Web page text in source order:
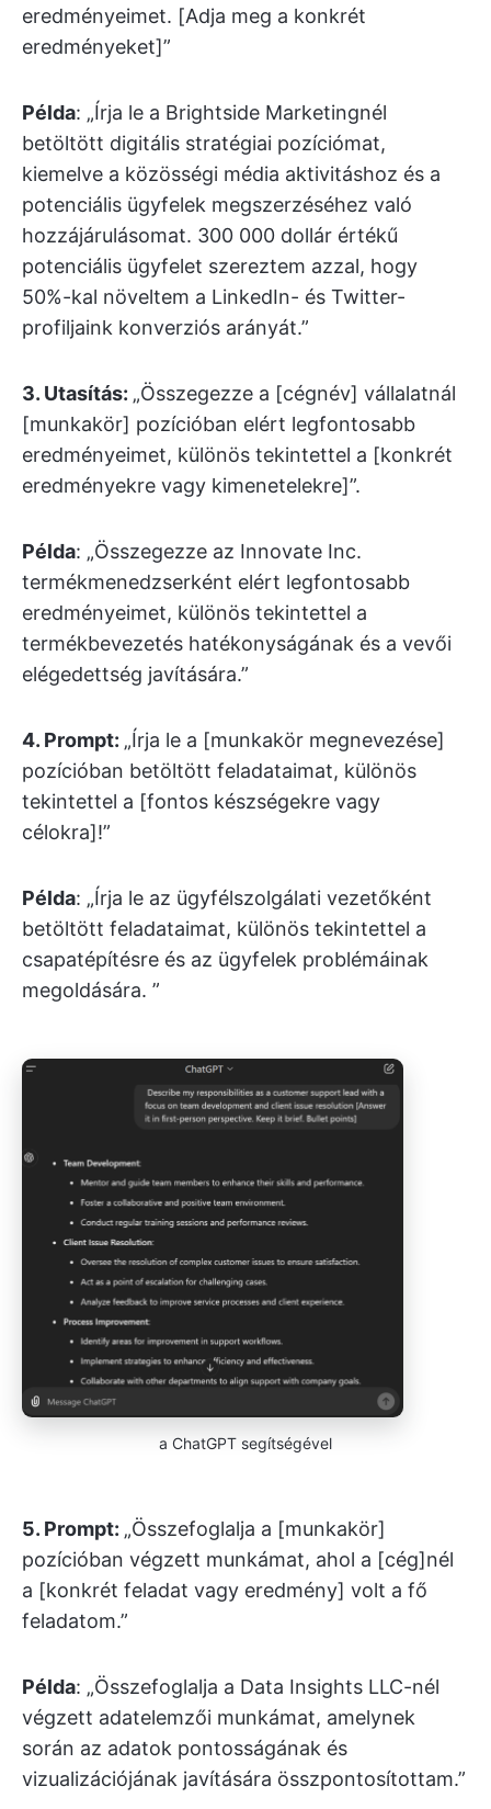
eredményeimet. [Adja meg a konkrét
eredményeket]”
Példa: „Írja le a Brightside Marketingnél
betöltött digitális stratégiai pozíciómat,
kiemelve a közösségi média aktivitáshoz és a
potenciális ügyfelek megszerzéséhez való
hozzájárulásomat. 300 000 dollár értékű
potenciális ügyfelet szereztem azzal, hogy
50%-kal növeltem a LinkedIn- és Twitter-
profiljaink konverziós arányát.”
3. Utasítás: „Összegezze a [cégnév] vállalatnál
[munkakör] pozícióban elért legfontosabb
eredményeimet, különös tekintettel a [konkrét
eredményekre vagy kimenetelekre]”.
Példa: „Összegezze az Innovate Inc.
termékmenedzserként elért legfontosabb
eredményeimet, különös tekintettel a
termékbevezetés hatékonyságának és a vevői
elégedettség javítására.”
4. Prompt: „Írja le a [munkakör megnevezése]
pozícióban betöltött feladataimat, különös
tekintettel a [fontos készségekre vagy
célokra]!”
Példa: „Írja le az ügyfélszolgálati vezetőként
betöltött feladataimat, különös tekintettel a
csapatépítésre és az ügyfelek problémáinak
megoldására. ”
a ChatGPT segítségével
5. Prompt: „Összefoglalja a [munkakör]
pozícióban végzett munkámat, ahol a [cég]nél
a [konkrét feladat vagy eredmény] volt a fő
feladatom.”
Példa: „Összefoglalja a Data Insights LLC-nél
végzett adatelemzői munkámat, amelynek
során az adatok pontosságának és
vizualizációjának javítására összpontosítottam.”